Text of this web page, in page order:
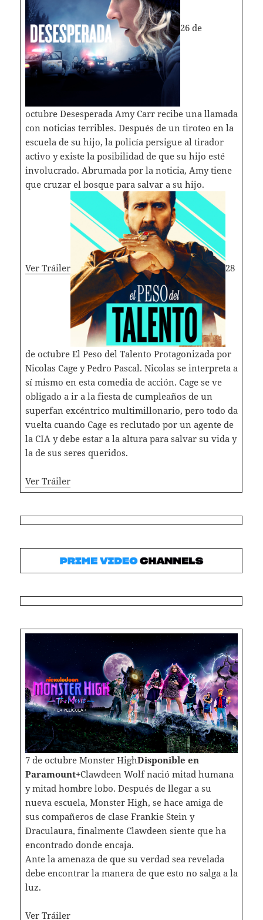
26 de
octubre Desesperada Amy Carr recibe una llamada
con noticias terribles. Después de un tiroteo en la
escuela de su hijo, la policía persigue al tirador
activo y existe la posibilidad de que su hijo esté
involucrado. Abrumada por la noticia, Amy tiene
que cruzar el bosque para salvar a su hijo.
Ver Tráiler 28
de octubre El Peso del Talento Protagonizada por
Nicolas Cage y Pedro Pascal. Nicolas se interpreta a
sí mismo en esta comedia de acción. Cage se ve
obligado a ir a la fiesta de cumpleaños de un
superfan excéntrico multimillonario, pero todo da
vuelta cuando Cage es reclutado por un agente de
la CIA y debe estar a la altura para salvar su vida y
la de sus seres queridos.
Ver Tráiler
7 de octubre Monster HighDisponible en
Paramount+Clawdeen Wolf nació mitad humana
y mitad hombre lobo. Después de llegar a su
nueva escuela, Monster High, se hace amiga de
sus compañeros de clase Frankie Stein y
Draculaura, finalmente Clawdeen siente que ha
encontrado donde encaja.
Ante la amenaza de que su verdad sea revelada
debe encontrar la manera de que esto no salga a la
luz.
Ver Tráiler